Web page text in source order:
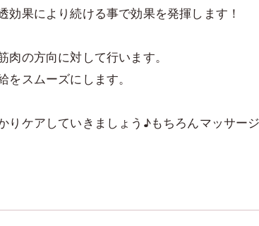
果により続ける事で効果を発揮します！
の方向に対して行います。
スムーズにします。
ケアしていきましょう♪もちろんマッサー